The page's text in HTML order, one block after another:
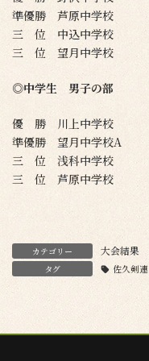
準優勝 芦原中学校
三 位 中込中学校
三 位 望月中学校
◎中学生 男子の部
優 勝 川上中学校
準優勝 望月中学校A
三 位 浅科中学校
三 位 芦原中学校
カテゴリー 大会結果
タグ 佐久剣連